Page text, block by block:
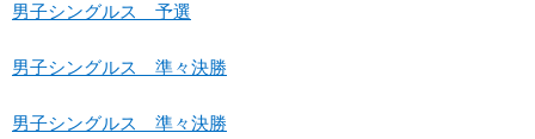
男子シングルス 予選
男子シングルス 準々決勝
男子シングルス 準々決勝